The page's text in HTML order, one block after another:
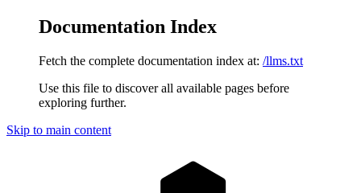
Documentation Index
Fetch the complete documentation index at: /llms.txt
Use this file to discover all available pages before
exploring further.
Skip to main content